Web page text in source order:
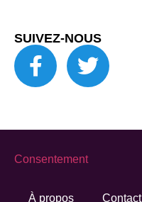
SUIVEZ-NOUS
À propos Contact
Consentement